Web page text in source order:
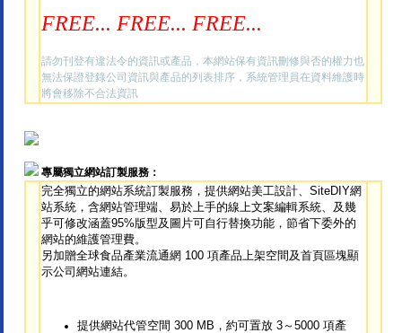
FREE... FREE... FREE...
請勿刊登有違法令的資訊或產品，本網站保有資訊刪修與否的權力也
無法保證登錄公司資訊與產品的列表排序，系統管理員在資料維護時
將會移除不合法資訊
專屬獨立網站訂製服務：
完全獨立的網站系統訂製服務，提供網站美工設計、SiteDIY網
站系統，含網站管理端、易於上手的線上文案編輯系統、及幾
乎可修改涵蓋95%版型及圖片可自行替換功能，節省下委外的
網站的維護管理費。
另加贈全球食品產業流通網 100 項產品上架空間及首頁區塊顯
示公司網站連結。
提供網站代管空間 300 MB，約可置放 3～5000 項產